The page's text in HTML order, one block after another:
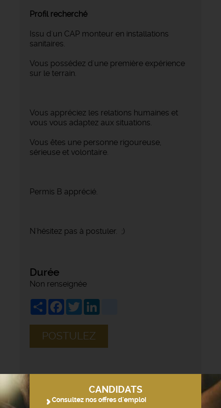
Profil recherché
Issu d'un CAP monteur en installations
sanitaires.
Vous possédez d'une première expérience
sur le terrain.
Vous appréciez les relations humaines et
vous vous adaptez aux situations.
Vous êtes une personne rigoureuse,
sérieuse et volontaire.
Permis B apprécié.
N'hésitez pas à postuler. ;)
Durée
Non renseignée
ShareFacebook
Twitter
POSTULEZ
CANDIDATS
Consultez nos offres d'emploi